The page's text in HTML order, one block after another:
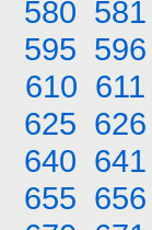
580 581
595 596
610 611
625 626
640 641
655 656